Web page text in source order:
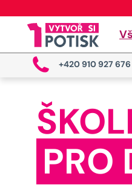
+420 910 927 676
PRO